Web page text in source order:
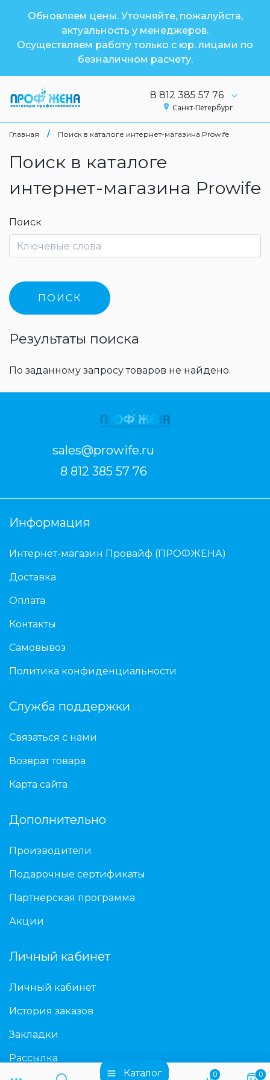
Обновляем цены. Уточняйте, пожалуйста,
актуальность у менеджеров.
Осуществляем работу только с юр. лицами по
безналичном расчету.
8 812 385 57 76
Санкт-Петербург
Каталог 0 0
Главная / Поиск в каталоге интернет-магазина Prowife
Поиск в каталоге
интернет-магазина Prowife
Поиск
Результаты поиска
По заданному запросу товаров не найдено.
sales@prowife.ru
8 812 385 57 76
Информация
Интернет-магазин Провайф (ПРОФЖЕНА)
Доставка
Оплата
Контакты
Самовывоз
Политика конфиденциальности
Служба поддержки
Связаться с нами
Возврат товара
Карта сайта
Дополнительно
Производители
Подарочные сертификаты
Партнёрская программа
Акции
Личный кабинет
Личный кабинет
История заказов
Закладки
Рассылка